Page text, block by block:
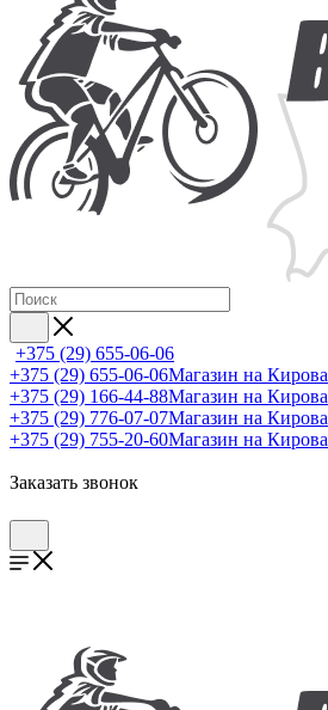
+375 (29) 655-06-06
+375 (29) 655-06-06Магазин на Кирова
+375 (29) 166-44-88Магазин на Кирова
+375 (29) 776-07-07Магазин на Кирова
+375 (29) 755-20-60Магазин на Кирова
Заказать звонок